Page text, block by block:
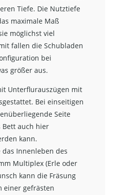
Tiefe. Die Nutztiefe
maximale Maß
möglichst viel
fallen die Schubladen
bei
größer aus.
Unterflurauszügen mit
Bei einseitigen
Seite
Bett auch hier
kann.
das Innenleben des
Multiplex (Erle oder
kann die Fräsung
einer gefrästen